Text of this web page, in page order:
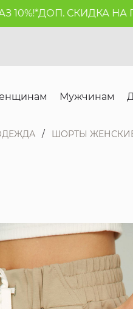
ДОП. СКИДКА НА
Мужчинам
ШОРТЫ